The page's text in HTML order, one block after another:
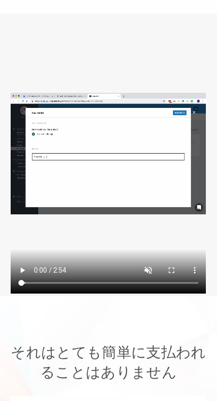
それはとても簡単に支払われ
ることはありません